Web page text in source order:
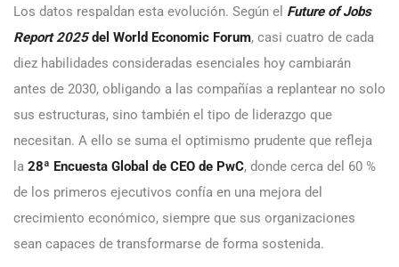
Los datos respaldan esta evolución. Según el Future of Jobs
Report 2025del World Economic Forum, casi cuatro de cada
diez habilidades consideradas esenciales hoy cambiarán
antes de 2030, obligando a las compañías a replantear no solo
sus estructuras, sino también el tipo de liderazgo que
necesitan. A ello se suma el optimismo prudente que refleja
la 28ª Encuesta Global de CEO de PwC, donde cerca del 60 %
de los primeros ejecutivos confía en una mejora del
crecimiento económico, siempre que sus organizaciones
sean capaces de transformarse de forma sostenida.